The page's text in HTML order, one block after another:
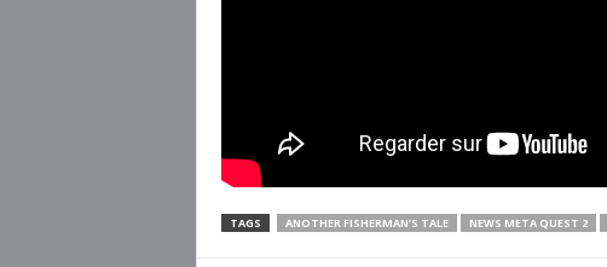
TAGS ANOTHER FISHERMAN’S TALE NEWS META QUEST 2